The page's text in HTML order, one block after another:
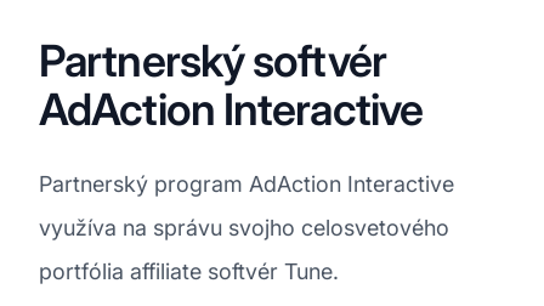
Partnerský softvér
AdAction Interactive
Partnerský program AdAction Interactive
využíva na správu svojho celosvetového
portfólia affiliate softvér Tune.